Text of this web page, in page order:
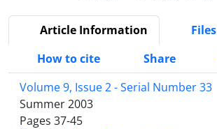
Article Information
Files
How to cite
Share
Volume 9, Issue 2 - Serial Number 33
Summer 2003
Pages 37-45